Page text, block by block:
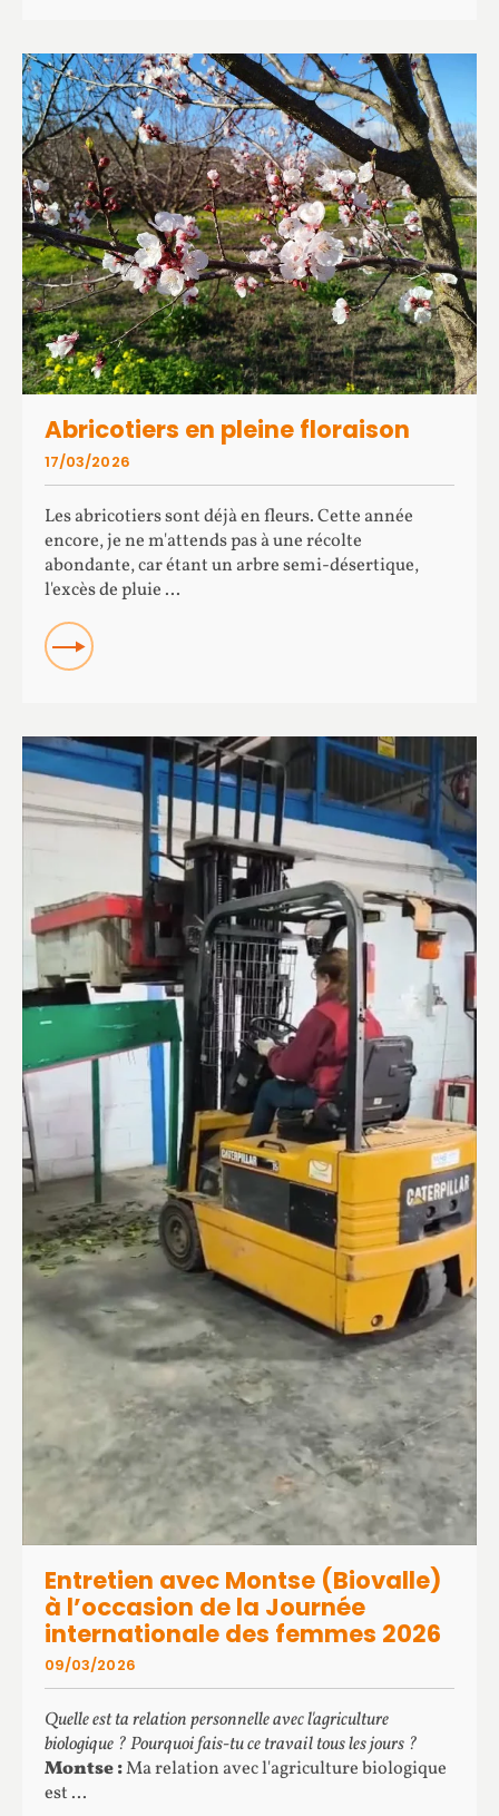
Abricotiers en pleine floraison
Les abricotiers sont déjà en fleurs. Cette année
encore, je ne m'attends pas à une récolte
abondante, car étant un arbre semi-désertique,
l'excès de pluie ...
READ
17/03/2026
Entretien avec Montse (Biovalle)
à l’occasion de la Journée
internationale des femmes 2026
Quelle est ta relation personnelle avec l'agriculture
biologique ? Pourquoi fais-tu ce travail tous les jours ?
Montse :Ma relation avec l'agriculture biologique
est ...
09/03/2026